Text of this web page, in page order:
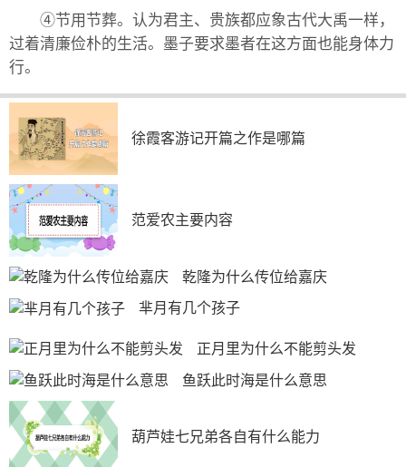
④节用节葬。认为君主、贵族都应象古代大禹一样，
过着清廉俭朴的生活。墨子要求墨者在这方面也能身体力
行。
徐霞客游记开篇之作是哪篇
范爱农主要内容
乾隆为什么传位给嘉庆
芈月有几个孩子
正月里为什么不能剪头发
鱼跃此时海是什么意思
葫芦娃七兄弟各自有什么能力